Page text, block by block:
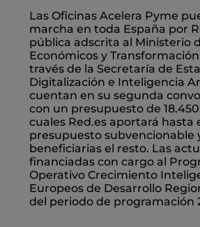
Las Oficinas Acelera Pyme
marcha en toda España por
pública adscrita al Ministerio
Económicos y
través de la Secretaría de
Digitalización e Inteligencia
cuentan en su segunda
con un presupuesto de
cuales Red.es aportará hasta
presupuesto subvencionable
beneficiarias el resto. Las
financiadas con cargo al
Operativo Crecimiento
Europeos de Desarrollo
del periodo de programación